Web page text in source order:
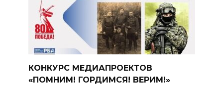
КОНКУРС МЕДИАПРОЕКТОВ
«ПОМНИМ! ГОРДИМСЯ! ВЕРИМ!»